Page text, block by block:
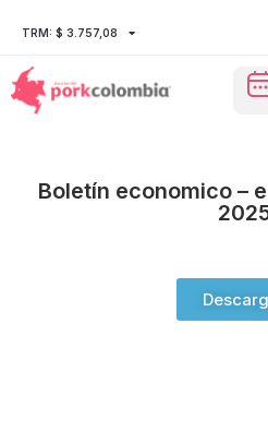
TRM: $ 3.757,08
Boletín economico –